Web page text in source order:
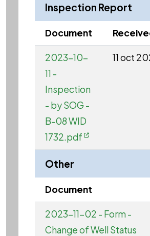
Inspection Report
Document
2023-10-
11 -
Inspection
- by SOG -
B-08 WID
1732.pdf
11 oct
Other
Document
2023-11-02 - Form -
Change of Well Status